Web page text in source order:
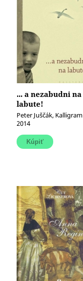
... a nezabudni na
labute!
Peter Juščák, Kalligram
2014